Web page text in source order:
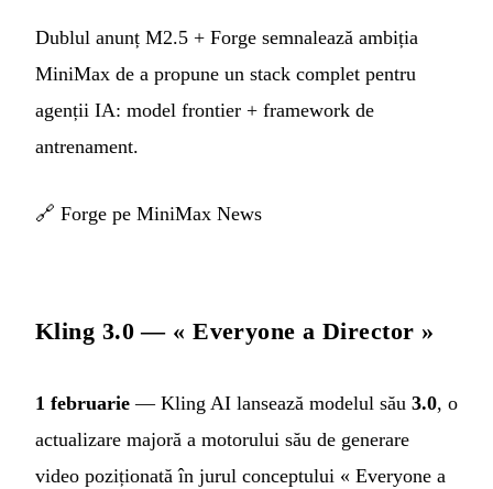
Dublul anunț M2.5 + Forge semnalează ambiția
MiniMax de a propune un stack complet pentru
agenții IA: model frontier + framework de
antrenament.
🔗 Forge pe MiniMax News
Kling 3.0 — « Everyone a Director »
1 februarie — Kling AI lansează modelul său 3.0, o
actualizare majoră a motorului său de generare
video poziționată în jurul conceptului « Everyone a